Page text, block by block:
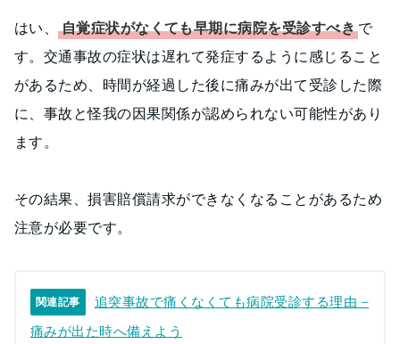
はい、自覚症状がなくても早期に病院を受診すべきで
す。交通事故の症状は遅れて発症するように感じること
があるため、時間が経過した後に痛みが出て受診した際
に、事故と怪我の因果関係が認められない可能性があり
ます。
その結果、損害賠償請求ができなくなることがあるため
注意が必要です。
関連記事
追突事故で痛くなくても病院受診する理由 –
痛みが出た時へ備えよう